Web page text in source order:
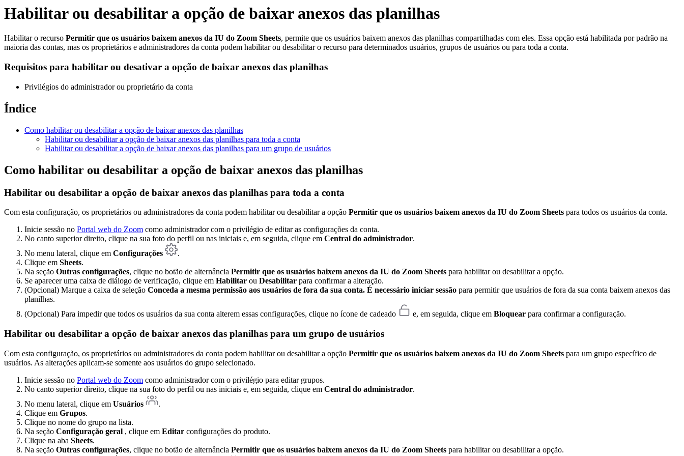
Habilitar ou desabilitar a opção de baixar anexos das planilhas
Habilitar o recurso Permitir que os usuários baixem anexos da IU do Zoom Sheets, permite que os usuários baixem anexos das planilhas compartilhadas com eles. Essa opção está habilitada por padrão na
maioria das contas, mas os proprietários e administradores da conta podem habilitar ou desabilitar o recurso para determinados usuários, grupos de usuários ou para toda a conta.
Requisitos para habilitar ou desativar a opção de baixar anexos das planilhas
Privilégios do administrador ou proprietário da conta
Índice
Como habilitar ou desabilitar a opção de baixar anexos das planilhas
Habilitar ou desabilitar a opção de baixar anexos das planilhas para toda a conta
Habilitar ou desabilitar a opção de baixar anexos das planilhas para um grupo de usuários
Como habilitar ou desabilitar a opção de baixar anexos das planilhas
Habilitar ou desabilitar a opção de baixar anexos das planilhas para toda a conta
Com esta configuração, os proprietários ou administradores da conta podem habilitar ou desabilitar a opção Permitir que os usuários baixem anexos da IU do Zoom Sheets para todos os usuários da conta.
Inicie sessão no Portal web do Zoom como administrador com o privilégio de editar as configurações da conta.
No canto superior direito, clique na sua foto do perfil ou nas iniciais e, em seguida, clique em Central do administrador.
No menu lateral, clique em Configurações
.
Clique em Sheets.
Na seção Outras configurações, clique no botão de alternância Permitir que os usuários baixem anexos da IU do Zoom Sheets para habilitar ou desabilitar a opção.
Se aparecer uma caixa de diálogo de verificação, clique em Habilitar ou Desabilitar para confirmar a alteração.
(Opcional) Marque a caixa de seleção Conceda a mesma permissão aos usuários de fora da sua conta. É necessário iniciar sessão para permitir que usuários de fora da sua conta baixem anexos das
planilhas.
(Opcional) Para impedir que todos os usuários da sua conta alterem essas configurações, clique no ícone de cadeado
e, em seguida, clique em Bloquear para confirmar a configuração.
Habilitar ou desabilitar a opção de baixar anexos das planilhas para um grupo de usuários
Com esta configuração, os proprietários ou administradores da conta podem habilitar ou desabilitar a opção Permitir que os usuários baixem anexos da IU do Zoom Sheets para um grupo específico de
usuários. As alterações aplicam-se somente aos usuários do grupo selecionado.
Inicie sessão no Portal web do Zoom como administrador com o privilégio para editar grupos.
No canto superior direito, clique na sua foto do perfil ou nas iniciais e, em seguida, clique em Central do administrador.
No menu lateral, clique em Usuários
.
Clique em Grupos.
Clique no nome do grupo na lista.
Na seção Configuração geral , clique em Editar configurações do produto.
Clique na aba Sheets.
Na seção Outras configurações, clique no botão de alternância Permitir que os usuários baixem anexos da IU do Zoom Sheets para habilitar ou desabilitar a opção.